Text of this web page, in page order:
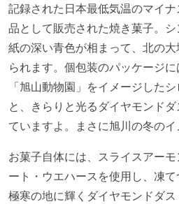
記録された日本最低気温のマイ
品として販売された焼き菓子。
紙の深い青色が相まって、北の
られます。個包装のパッケージ
「旭山動物園」をイメージした
と、きらりと光るダイヤモンド
ていますよ。まさに旭川の冬のイ
お菓子自体には、スライスアー
ート・ウエハースを使用し、凍
極寒の地に輝くダイヤモンドダ